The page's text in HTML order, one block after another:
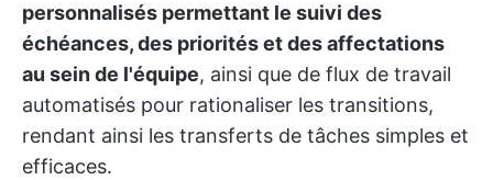
personnalisés permettant le suivi des
échéances, des priorités et des affectations
au sein de l'équipe, ainsi que de flux de travail
automatisés pour rationaliser les transitions,
rendant ainsi les transferts de tâches simples et
efficaces.